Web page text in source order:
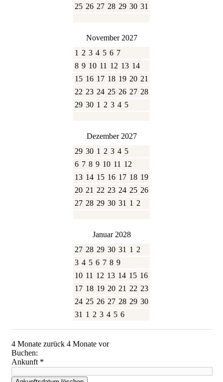
25 26 27 28 29 30 31
November 2027
1 2 3 4 5 6 7
8 9 10 11 12 13 14
15 16 17 18 19 20 21
22 23 24 25 26 27 28
29 30 1 2 3 4 5
Dezember 2027
29 30 1 2 3 4 5
6 7 8 9 10 11 12
13 14 15 16 17 18 19
20 21 22 23 24 25 26
27 28 29 30 31 1 2
Januar 2028
27 28 29 30 31 1 2
3 4 5 6 7 8 9
10 11 12 13 14 15 16
17 18 19 20 21 22 23
24 25 26 27 28 29 30
31 1 2 3 4 5 6
4 Monate zurück 4 Monate vor
Buchen:
Ankunft *